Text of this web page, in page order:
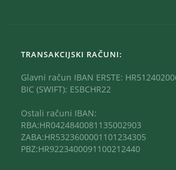
TRANSAKCIJSKI RAČUNI:
Glavni račun IBAN ERSTE:
BIC (SWIFT): ESBCHR22
Ostali računi IBAN:
RBA:HR0424840081135002903
ZABA:HR5323600001101234305
PBZ:HR9223400091100212440